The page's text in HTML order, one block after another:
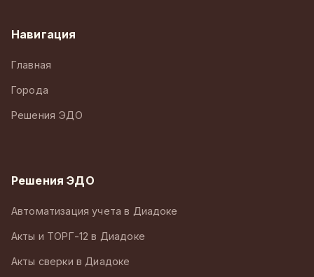
Навигация
Главная
Города
Решения ЭДО
Решения ЭДО
Автоматизация учета в Диадоке
Акты и ТОРГ-12 в Диадоке
Акты сверки в Диадоке